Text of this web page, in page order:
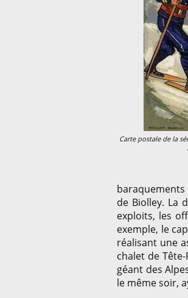
Carte postale de la
de Biolley. La
exploits, les
exemple, le
réalisant une
chalet de
géant des
le même soir,